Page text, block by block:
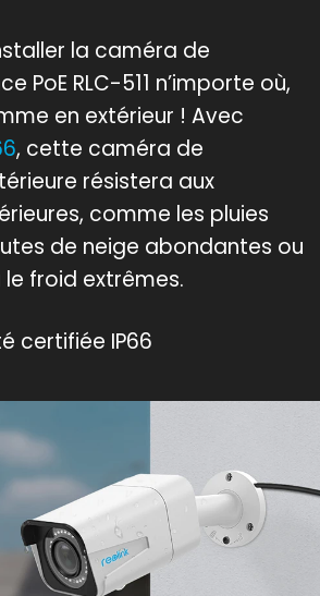
la caméra de
PoE RLC-511 n’importe où,
en extérieur ! Avec
, cette caméra de
résistera aux
comme les pluies
de neige abondantes ou
le froid extrêmes.
certifiée IP66